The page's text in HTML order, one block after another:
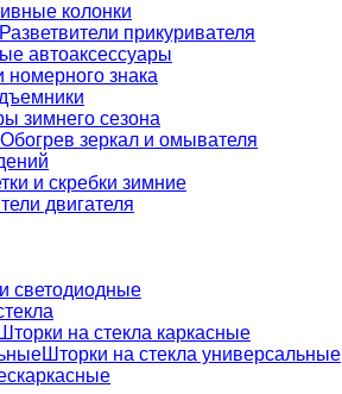
колонки
Разветвители прикуривателя
автоаксессуары
номерного знака
зимнего сезона
Обогрев зеркал и омывателя
и скребки зимние
двигателя
светодиодные
Шторки на стекла каркасные
Шторки на стекла универсальные